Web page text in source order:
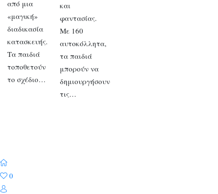
από μια
«μαγική»
διαδικασία
κατασκευής.
Τα παιδιά
τοποθετούν
το σχέδιο…
και
φαντασίας.
Με 160
αυτοκόλλητα,
τα παιδιά
μπορούν να
δημιουργήσουν
τις…
0